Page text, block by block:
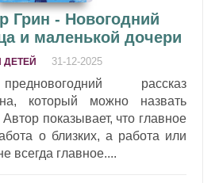
Грин - Новогодний
и маленькой дочери
ДЕТЕЙ 31-12-2025
рассказ
который можно назвать
показывает, что главное
о близких, а работа или
всегда главное....